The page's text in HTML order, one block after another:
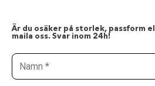
Är du osäker på storlek, passform
maila oss. Svar inom 24h!